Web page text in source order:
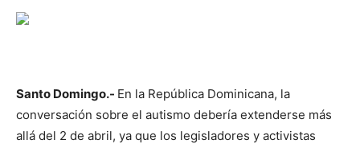
Santo Domingo.- En la República Dominicana, la
conversación sobre el autismo debería extenderse más
allá del 2 de abril, ya que los legisladores y activistas